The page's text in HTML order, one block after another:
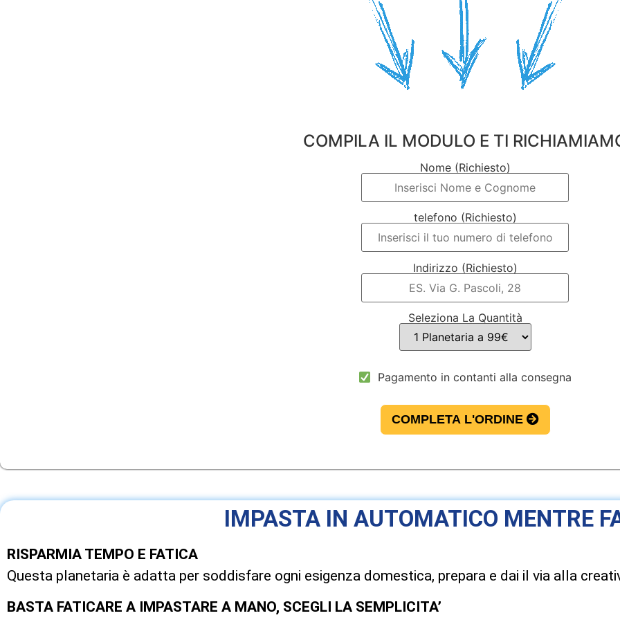
COMPILA IL MODULO E TI
Nome (Richiesto)
telefono (Richiesto)
Indirizzo (Richiesto)
Seleziona La Quantità
Pagamento in contanti alla consegna
COMPLETA L'ORDINE
IMPASTA IN AUTOMATICO MENTRE
RISPARMIA TEMPO E FATICA
Questa planetaria è adatta per soddisfare ogni esigenza domestica, prepara e dai il via alla
BASTA FATICARE A IMPASTARE A MANO, SCEGLI LA SEMPLICITA’